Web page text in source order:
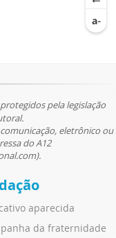
pela legislação
eletrônico ou
do A12
aparecida
da fraternidade